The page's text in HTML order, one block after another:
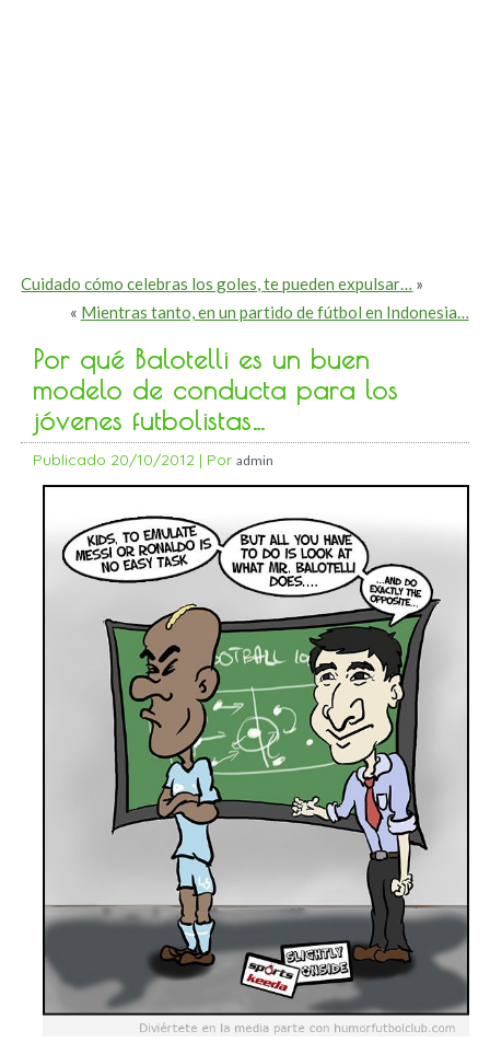
Cuidado cómo celebras los goles, te pueden expulsar… »
« Mientras tanto, en un partido de fútbol en Indonesia…
Por qué Balotelli es un buen
modelo de conducta para los
jóvenes futbolistas…
Publicado 20/10/2012 | Por admin